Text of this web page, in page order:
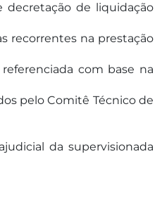
decretação de liquidação
recorrentes na prestação
com base na
pelo Comitê Técnico de
da supervisionada